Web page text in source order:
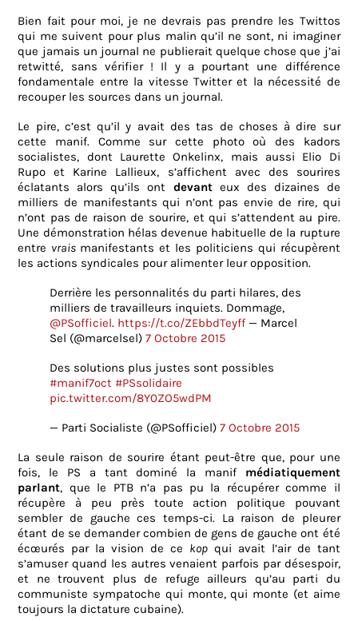
Bien fait pour moi, je ne devrais pas prendre les Twittos
qui me suivent pour plus malin qu’il ne sont, ni imaginer
que jamais un journal ne publierait quelque chose que j’ai
retwitté, sans vérifier ! Il y a pourtant une différence
fondamentale entre la vitesse Twitter et la nécessité de
recouper les sources dans un journal.
Le pire, c’est qu’il y avait des tas de choses à dire sur
cette manif. Comme sur cette photo où des kadors
socialistes, dont Laurette Onkelinx, mais aussi Elio Di
Rupo et Karine Lallieux, s’affichent avec des sourires
éclatants alors qu’ils ont devanteux des dizaines de
milliers de manifestants qui n’ont pas envie de rire, qui
n’ont pas de raison de sourire, et qui s’attendent au pire.
Une démonstration hélas devenue habituelle de la rupture
entre vrais manifestants et les politiciens qui récupèrent
les actions syndicales pour alimenter leur opposition.
Derrière les personnalités du parti hilares, des
milliers de travailleurs inquiets. Dommage,
@PSofficiel. https://t.co/ZEbbdTeyff — Marcel
Sel (@marcelsel)7 Octobre 2015
Des solutions plus justes sont possibles
#manif7oct #PSsolidaire
pic.twitter.com/8Y0ZO5wdPM
— Parti Socialiste (@PSofficiel)7 Octobre 2015
La seule raison de sourire étant peut-être que, pour une
fois, le PS a tant dominé la manifmédiatiquement
parlant, que le PTB n’a pas pu la récupérer comme il
récupère à peu près toute action politique pouvant
sembler de gauche ces temps-ci. La raison de pleurer
étant de se demander combien de gens de gauche ont été
écœurés par la vision de ce kopqui avait l’air de tant
s’amuser quand les autres venaient parfois par désespoir,
et ne trouvent plus de refuge ailleurs qu’au parti du
communiste sympatoche qui monte, qui monte (et aime
toujours la dictature cubaine).